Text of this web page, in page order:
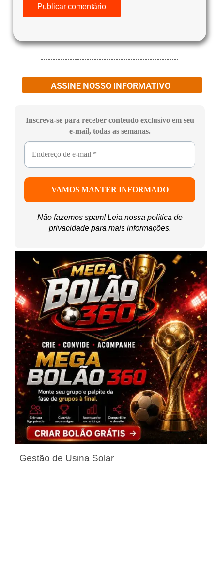
ASSINE NOSSO INFORMATIVO
Inscreva-se para receber conteúdo exclusivo em seu
e-mail, todas as semanas.
Não fazemos spam! Leia nossa política de
privacidadepara mais informações.
Gestão de Usina Solar